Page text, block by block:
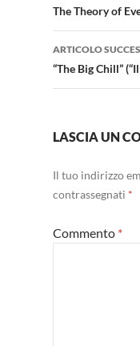
articolo
The Theory of
ARTICOLO
“The Big Chill”
LASCIA UN
Il tuo indirizzo
contrassegnati *
Commento *